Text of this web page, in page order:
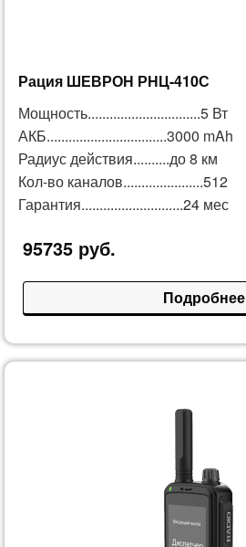
Рация ШЕВРОН РНЦ-410С
Мощность...............................5 Вт
АКБ.................................3000 mAh
Радиус действия..........до 8 км
Кол-во каналов......................512
Гарантия............................24 мес
95735 руб.
Подробнее